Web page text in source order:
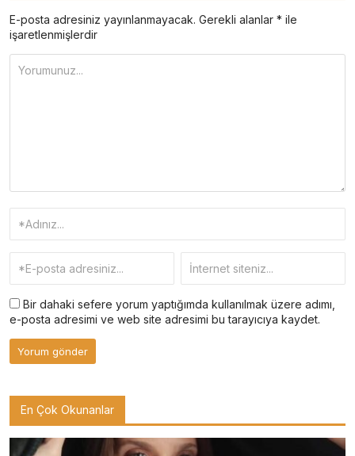
E-posta adresiniz yayınlanmayacak. Gerekli alanlar * ile
işaretlenmişlerdir
Bir dahaki sefere yorum yaptığımda kullanılmak üzere adımı,
e-posta adresimi ve web site adresimi bu tarayıcıya kaydet.
En Çok Okunanlar